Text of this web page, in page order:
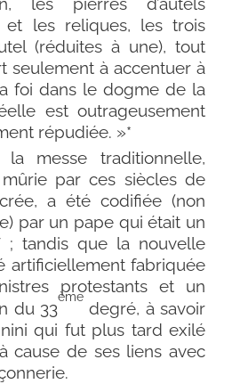
et les reliques, les trois
(réduites à une), tout
seule­ment à accen­tuer à
foi dans le dogme de la
est outra­geu­se­ment
répudiée. »*
messe tra­di­tion­nelle,
par ces siècles de
a été codi­fiée (non
par un pape qui était un
; tan­dis que la nou­velle
arti­fi­ciel­le­ment fabri­quée
pro­tes­tants et un
du 33
ème
degré, à savoir
qui fut plus tard exi­lé
cause de ses liens avec